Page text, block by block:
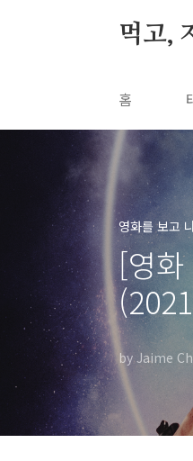
먹고,
홈
영화를 보고
[영
by Jaime